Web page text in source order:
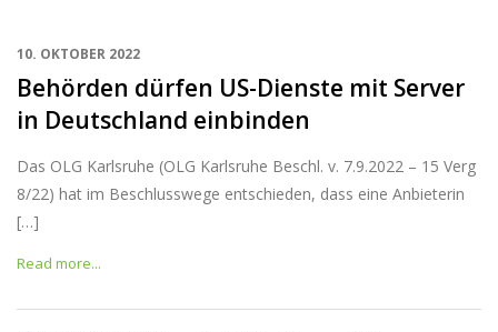
10. OKTOBER 2022
Behörden dürfen US-Dienste mit Server
in Deutschland einbinden
Das OLG Karlsruhe (OLG Karlsruhe Beschl. v. 7.9.2022 – 15 Verg
8/22) hat im Beschlusswege entschieden, dass eine Anbieterin
[…]
Read more...